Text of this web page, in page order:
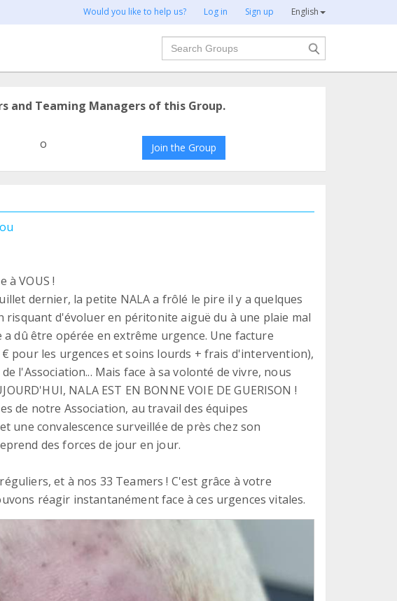
Would you like to help us? Log in Sign up English
Search
and Teaming Managers of this Group.
o Join the Group
à VOUS !
dernier, la petite NALA a frôlé le pire il y a quelques
d'évoluer en péritonite aiguë du à une plaie mal
dû être opérée en extrême urgence. Une facture
€ pour les urgences et soins lourds + frais d'intervention),
l'Association... Mais face à sa volonté de vivre, nous
NALA EST EN BONNE VOIE DE GUERISON !
de notre Association, au travail des équipes
une convalescence surveillée de près chez son
des forces de jour en jour.
et à nos 33 Teamers ! C'est grâce à votre
réagir instantanément face à ces urgences vitales.